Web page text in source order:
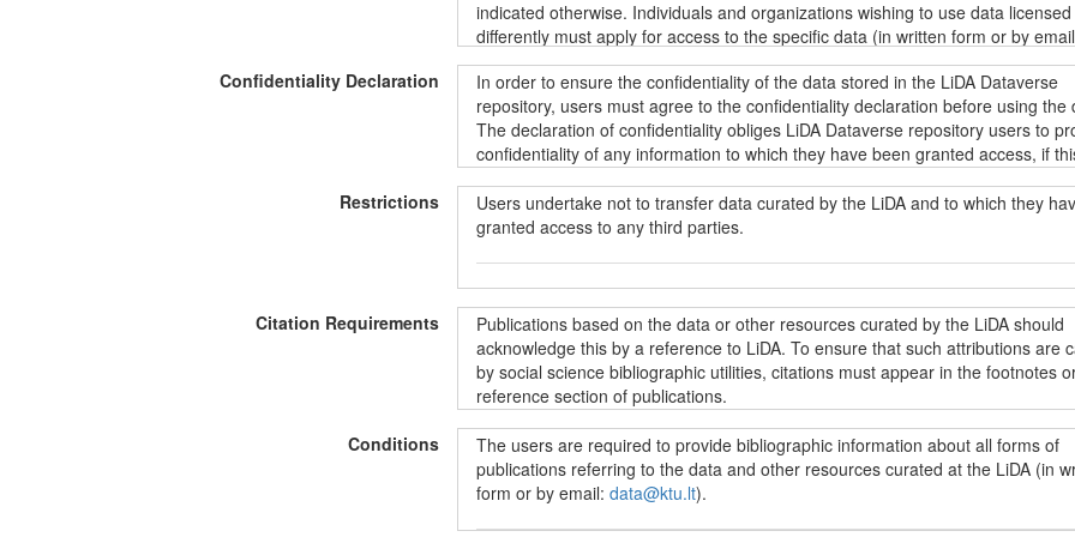
indicated otherwise. Individuals and organizations wishing to use data licensed
differently must apply for access to the specific data (in written form or by
data@ktu.lt). Regardless of the data access restrictions, everyone can browse
all the descriptions of the data stored in the LiDA Dataverse repository
including fieldwork resources, research instruments and other data collection
information) as well as other information under theCreative Commons
ShareAlike 4.0 International licence (CC BY-SA 4.0).
Duomenys yra prieinami LiDA Dataverse talpyklos vartotojams pagal
Commons“ 4.0 priskyrimo ir analogiško platinimo tarptautinės viešosios
BY-SA 4.0)sąlygas, jei nenumatyta kitaip. Jei norima naudoti kitaip
duomenis, reikia kreiptis dėl galimybės naudotis konkrečiais duomenimis
paštu:data@ktu.lt). Nepriklausomai nuo prieigos prie duomenų apribojimų, visi
norintieji gali peržiūrėti ir naudoti visų LiDA Dataverse talpykloje saugomų
aprašus (metaduomenis, įskaitant lauko darbų vykdymo medžiagą, tyrimo
instrumentus bei kitą su duomenų surinkimu susijusią informaciją) ir kitą
pagal„Creative Commons“ 4.0 priskyrimo ir analogiško platinimo tarptautinę
licenciją (CC BY-SA 4.0).
Confidentiality Declaration
In order to ensure the confidentiality of the data stored in the LiDA Dataverse
repository, users must agree to the confidentiality declaration before using the
The declaration of confidentiality obliges LiDA Dataverse repository users to
confidentiality of any information to which they have been granted access, if
unintentional disregard for this obligation may incur liability under applicable
protection laws.
pradėdami naudotis konkrečiais duomenimis, vartotojai privalo sutikti su
konfidencialumo deklaracija. Konfidencialumo deklaracijoje LiDA Dataverse
duomenų vartotojai įpareigojami saugoti bet kokios informacijos, prie kurios
suteikiama prieiga, konfidencialumą, jei ši informacija leistų identifikuoti
asmenis. Įspėjama, kad sąmoningas ar nesąmoningas šio pasižadėjimo
užtraukia atitinkamą atsakomybę pagal galiojančius duomenų apsaugos teisės
Restrictions
Users undertake not to transfer data curated by the LiDA and to which they
granted access to any third parties.
prieiga, trečiosioms šalims.
Citation Requirements
Publications based on the data or other resources curated by the LiDA should
acknowledge this by a reference to LiDA. To ensure that such attributions are
by social science bibliographic utilities, citations must appear in the footnotes
reference section of publications.
Publikacijose, parengtose LiDA saugomų duomenų išteklių pagrindu, turi būti
LiDA išnašose ar literatūros sąraše į naudojamus išteklius. Šiuo reikalavimu
Conditions
The users are required to provide bibliographic information about all forms of
publications referring to the data and other resources curated at the LiDA (in
form or by email: data@ktu.lt).